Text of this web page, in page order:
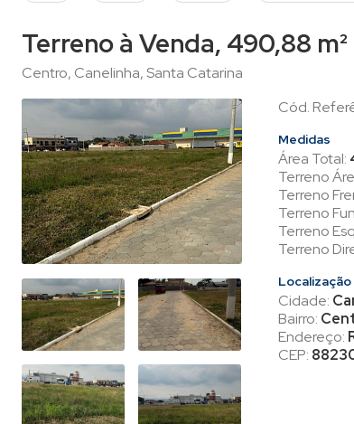
Terreno à Venda, 490,88 m²
Centro, Canelinha, Santa Catarina
Cód.
Medidas
Área Total:
Terreno
Terreno
Terreno
Terreno
Terreno
Localização
Cidade:
Bairro:
Endereço:
CEP: